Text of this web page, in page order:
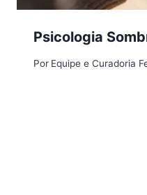
Psicologia
Por Equipe e Curadoria